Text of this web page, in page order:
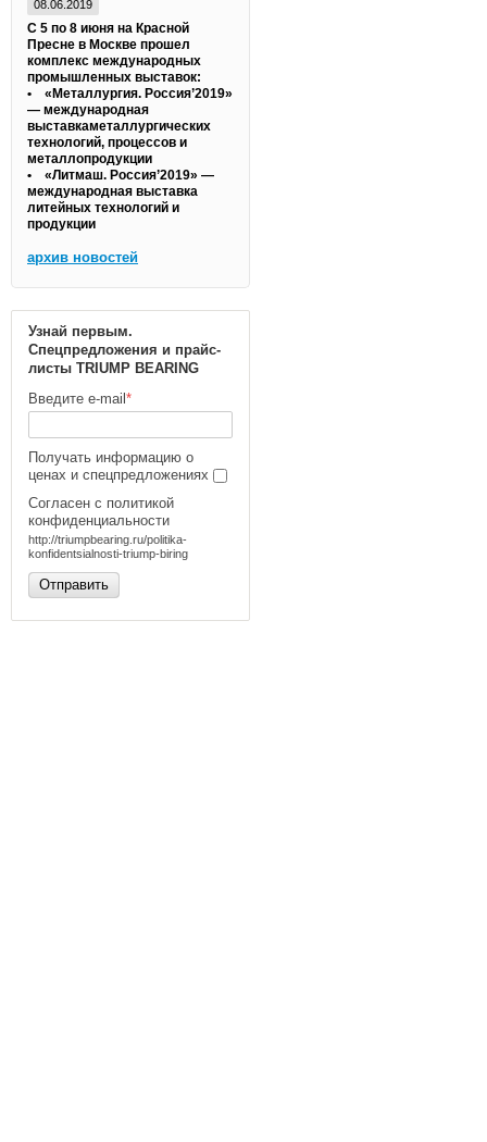
08.06.2019
С 5 по 8 июня на Красной
Пресне в Москве прошел
комплекс международных
промышленных выставок:
• «Металлургия. Россия’2019»
— международная
выставкаметаллургических
технологий, процессов и
металлопродукции
• «Литмаш. Россия’2019» —
международная выставка
литейных технологий и
продукции
архив новостей
Узнай первым.
Спецпредложения и прайс-
листы TRIUMP BEARING
Введите e-mail *
Получать информацию о
ценах и спецпредложениях
Согласен с политикой
конфиденциальности
http://triumpbearing.ru/politika-
konfidentsialnosti-triump-biring
Отправить